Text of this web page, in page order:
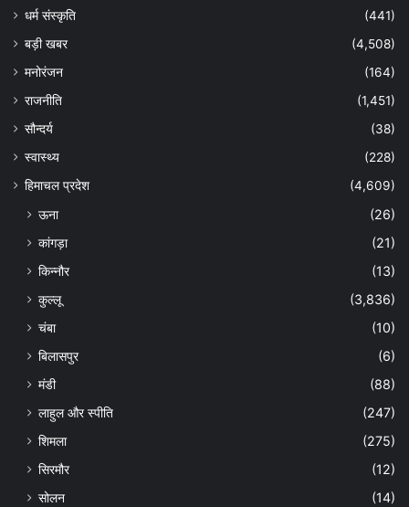
धर्म संस्कृति
(441)
बड़ी खबर
(4,508)
मनोरंजन
(164)
राजनीति
(1,451)
सौन्दर्य
(38)
स्वास्थ्य
(228)
हिमाचल प्रदेश
(4,609)
ऊना
(26)
कांगड़ा
(21)
किन्नौर
(13)
कुल्लू
(3,836)
चंबा
(10)
बिलासपुर
(6)
मंडी
(88)
लाहुल और स्पीति
(247)
शिमला
(275)
सिरमौर
(12)
सोलन
(14)